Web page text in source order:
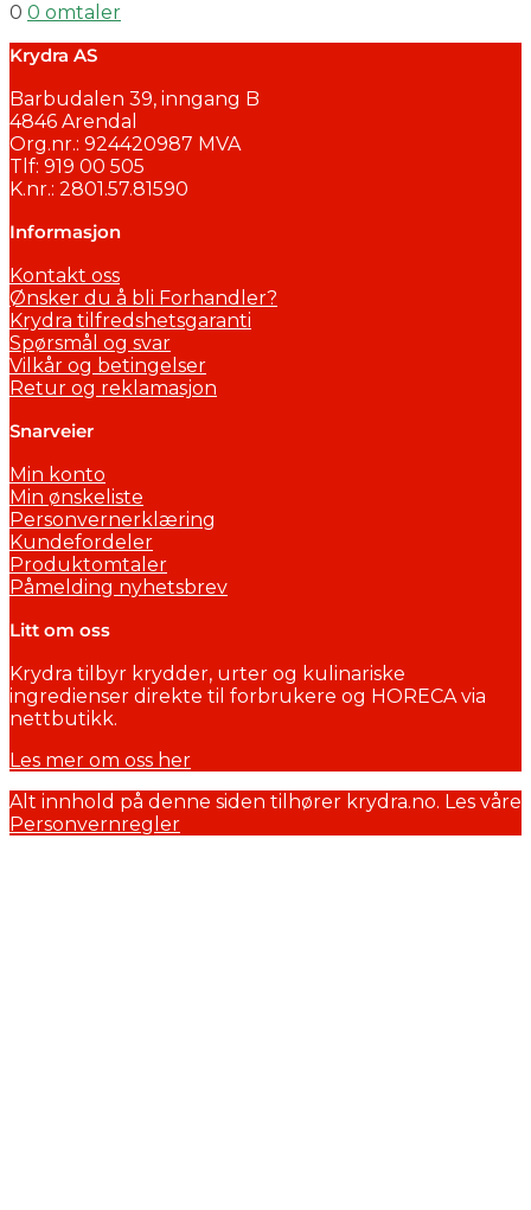
0 0 omtaler
Krydra AS
Barbudalen 39, inngang B
4846 Arendal
Org.nr.: 924420987 MVA
Tlf: 919 00 505
K.nr.: 2801.57.81590
Informasjon
Kontakt oss
Ønsker du å bli Forhandler?
Krydra tilfredshetsgaranti
Spørsmål og svar
Vilkår og betingelser
Retur og reklamasjon
Snarveier
Min konto
Min ønskeliste
Personvernerklæring
Kundefordeler
Produktomtaler
Påmelding nyhetsbrev
Litt om oss
Krydra tilbyr krydder, urter og kulinariske
ingredienser direkte til forbrukere og HORECA via
nettbutikk.
Les mer om oss her
Alt innhold på denne siden tilhører krydra.no. Les våre
Personvernregler